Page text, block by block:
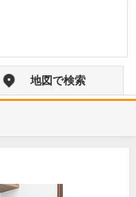
地図で検索